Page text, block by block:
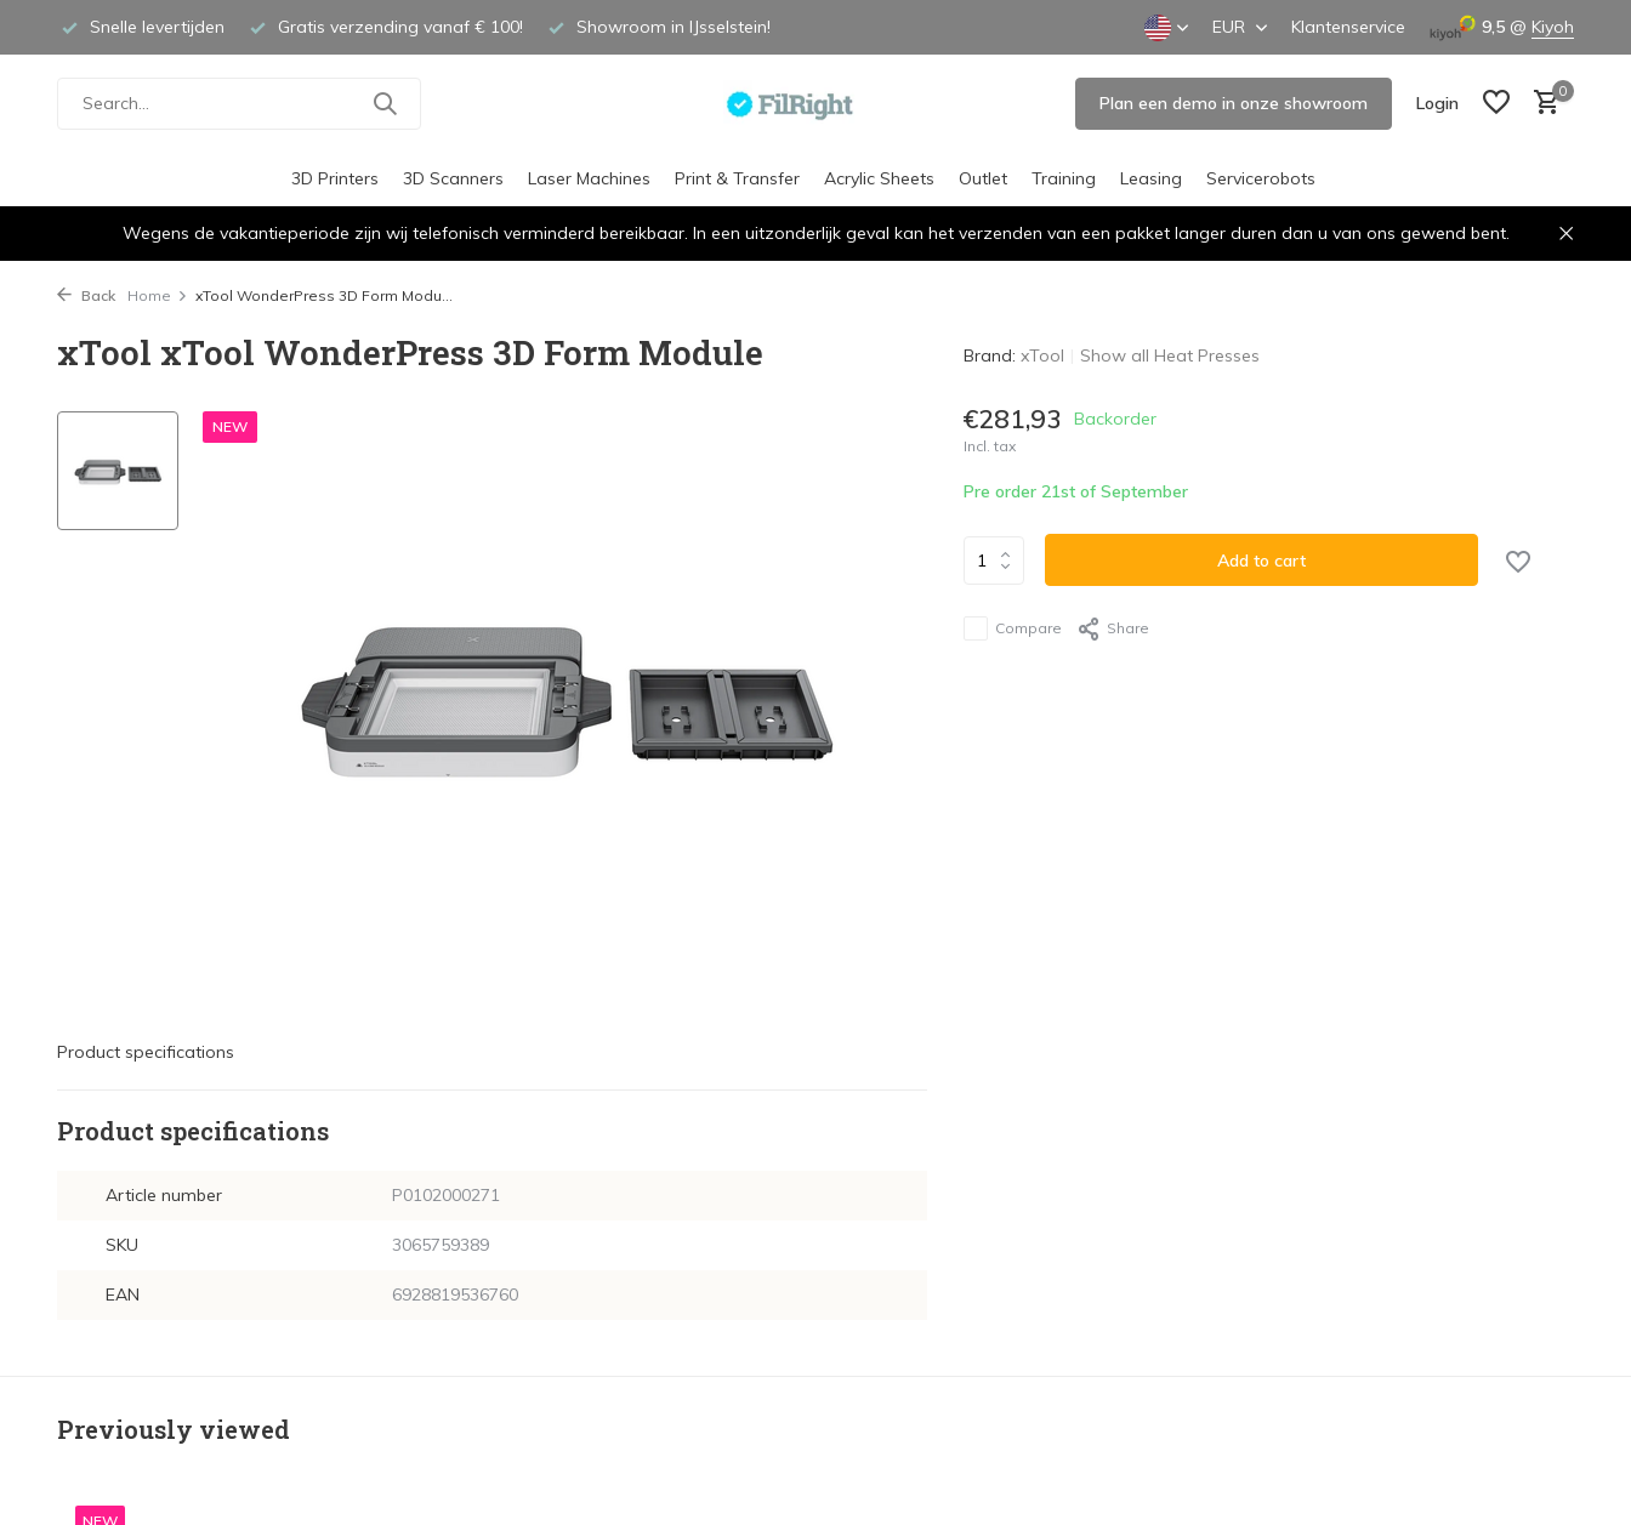
Snelle levertijden Gratis verzending vanaf € 100! Showroom in IJsselstein! EUR Klantenservice 9,5 @ Kiyoh
Plan een demo in onze showroom Login
0
3D Printers 3D Scanners Laser Machines Print & Transfer Acrylic Sheets Outlet Training Leasing Servicerobots
Wegens de vakantieperiode zijn wij telefonisch verminderd bereikbaar. In een uitzonderlijk geval kan het verzenden van een pakket langer duren dan u van ons gewend bent.
Back Home xTool WonderPress 3D Form Modu...
xTool xTool WonderPress 3D Form Module
NEW
Product specifications
Product specifications
Article number P0102000271
SKU 3065759389
EAN 6928819536760
Brand: xTool Show all Heat Presses
€281,93 Backorder
Incl. tax
Pre order 21st of September
Add to cart
Compare Share
Previously viewed
NEW